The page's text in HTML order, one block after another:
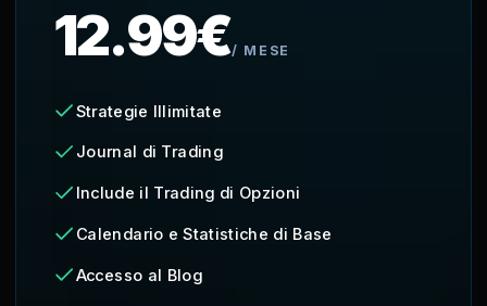
12.99€/ MESE
Strategie Illimitate
Journal di Trading
Include il Trading di Opzioni
Calendario e Statistiche di Base
Accesso al Blog